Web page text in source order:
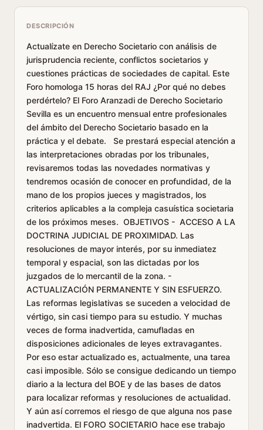
DESCRIPCIÓN
Actualízate en Derecho Societario con análisis de
jurisprudencia reciente, conflictos societarios y
cuestiones prácticas de sociedades de capital. Este
Foro homologa 15 horas del RAJ ¿Por qué no debes
perdértelo? El Foro Aranzadi de Derecho Societario
Sevilla es un encuentro mensual entre profesionales
del ámbito del Derecho Societario basado en la
práctica y el debate. Se prestará especial atención a
las interpretaciones obradas por los tribunales,
revisaremos todas las novedades normativas y
tendremos ocasión de conocer en profundidad, de la
mano de los propios jueces y magistrados, los
criterios aplicables a la compleja casuística societaria
de los próximos meses. OBJETIVOS - ACCESO A LA
DOCTRINA JUDICIAL DE PROXIMIDAD. Las
resoluciones de mayor interés, por su inmediatez
temporal y espacial, son las dictadas por los
juzgados de lo mercantil de la zona. -
ACTUALIZACIÓN PERMANENTE Y SIN ESFUERZO.
Las reformas legislativas se suceden a velocidad de
vértigo, sin casi tiempo para su estudio. Y muchas
veces de forma inadvertida, camufladas en
disposiciones adicionales de leyes extravagantes.
Por eso estar actualizado es, actualmente, una tarea
casi imposible. Sólo se consigue dedicando un tiempo
diario a la lectura del BOE y de las bases de datos
para localizar reformas y resoluciones de actualidad.
Y aún así corremos el riesgo de que alguna nos pase
inadvertida. El FORO SOCIETARIO hace ese trabajo